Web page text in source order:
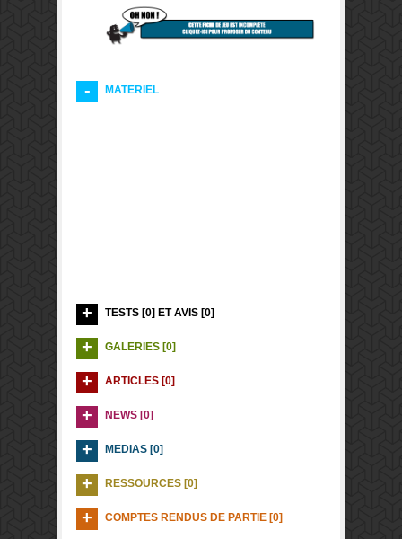
MATERIEL
TESTS [0] ET AVIS [0]
GALERIES [0]
ARTICLES [0]
NEWS [0]
MEDIAS [0]
RESSOURCES [0]
COMPTES RENDUS DE PARTIE [0]